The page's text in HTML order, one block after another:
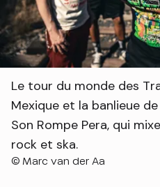
Le tour du monde des
Mexique et la banlieue
Son Rompe Pera, qui
rock et ska.
Droits réservés :
© Marc van der Aa